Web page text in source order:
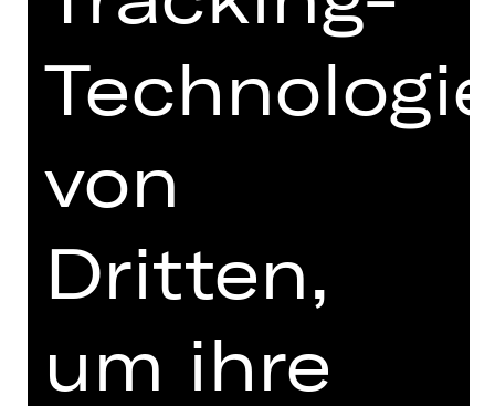
19.00 - 20.30 Uhr
Öffentliche Probe
Opernhaus
Termine und Besetzung
von
Dritten,
um ihre